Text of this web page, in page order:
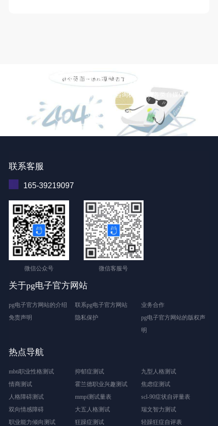
小猫测试 智能云测评系统
适用于企业招聘、教育培训、咨询机构，及各类自媒体
立即免费体验
联系客服
165-39219097
微信公众号 微信客服号
关于pg电子官方网站
pg电子官方网站的介绍 联系pg电子官方网站
业务合作
免责声明
隐私保护
pg电子官方网站的版权声
明
热点导航
mbti职业性格测试 抑郁症测试
九型人格测试
情商测试
霍兰德职业兴趣测试
焦虑症测试
人格障碍测试
mmpi测试量表
scl-90症状自评量表
双向情感障碍
大五人格测试
瑞文智力测试
职业能力倾向测试
狂躁症测试 轻躁狂症自评表